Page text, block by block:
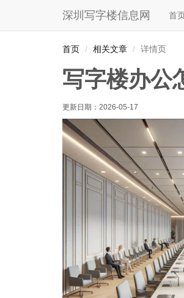
深圳写字楼信息网 首
首页 相关文章 详情页
写字楼办公
更新日期： 2026-05-17